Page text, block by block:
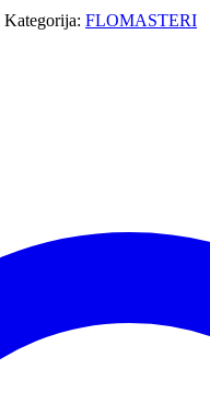
Kategorija: FLOMASTERI